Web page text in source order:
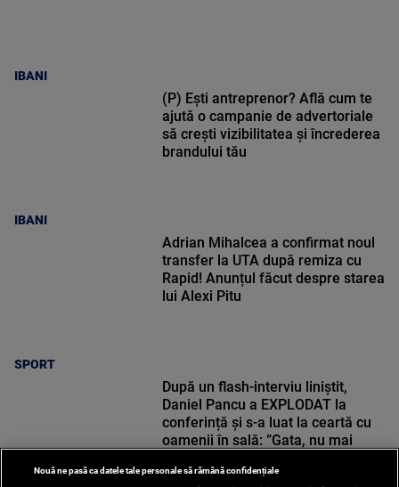
IBANI
IBANI
(P) Ești antreprenor? Află cum te
ajută o campanie de advertoriale
să crești vizibilitatea și încrederea
brandului tău
SPORT
Adrian Mihalcea a confirmat noul
transfer la UTA după remiza cu
Rapid! Anunțul făcut despre starea
lui Alexi Pitu
După un flash-interviu liniștit,
Daniel Pancu a EXPLODAT la
conferință și s-a luat la ceartă cu
oamenii în sală: ”Gata, nu mai
Nouă ne pasă ca datele tale personale să rămână confidențiale